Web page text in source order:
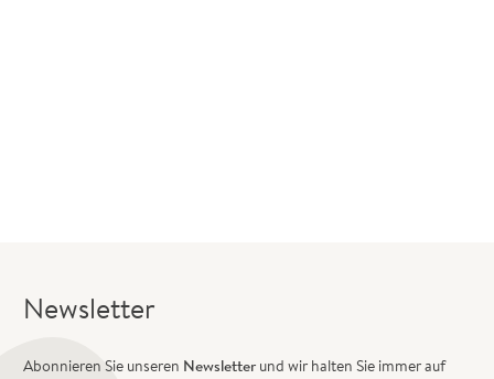
Newsletter
Abonnieren Sie unseren Newsletterund wir halten Sie immer auf